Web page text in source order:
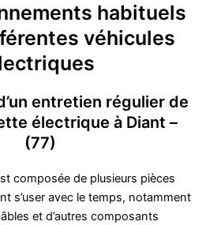
habituels
véhicules
entretien régulier de
électrique à Diant –
(77)
composée de plusieurs pièces
s’user avec le temps, notamment
et d’autres composants